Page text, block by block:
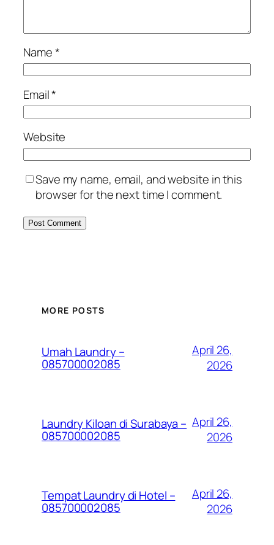
Name*
Email*
Website
Save my name, email, and website in this
browser for the next time I comment.
MORE POSTS
Umah Laundry –
085700002085
April 26,
2026
Laundry Kiloan di Surabaya –
085700002085
April 26,
2026
Tempat Laundry di Hotel –
085700002085
April 26,
2026